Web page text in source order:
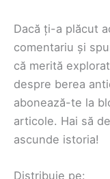
Dacă ți-a plăcut
comentariu și
că merită
despre berea
abonează-te la
articole. Hai să
ascunde istoria!
Distribuie pe: